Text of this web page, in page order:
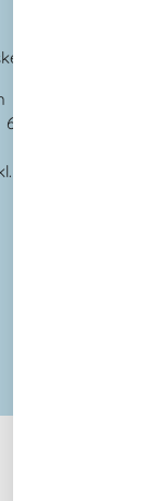
ø
65 m²